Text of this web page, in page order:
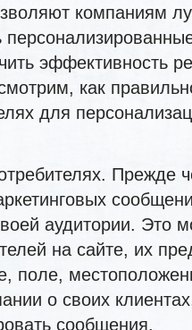
компаниям
эффективность
как
для
Прежде
аудитории. Это
на сайте, их
поле,
о своих
сообщения.